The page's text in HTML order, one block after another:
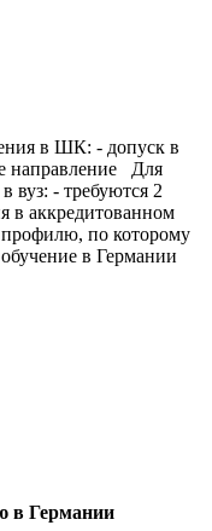
в ШК: - допуск в
направление Для
вуз: - требуются 2
в аккредитованном
профилю, по которому
в Германии
в Германии